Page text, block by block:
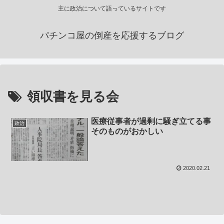
主に政治について語っているサイトです
パチンコ屋の倒産を応援するブログ
領収書を見る会
政治
医療従事者が過剰に騒ぎ立てる事
そのものがおかしい
2020.02.21